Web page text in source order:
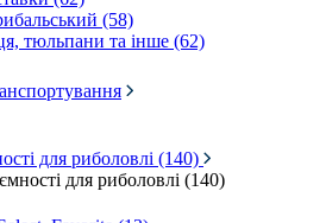
(58)
тюльпани та інше (62)
для риболовлі (140)
для риболовлі (140)